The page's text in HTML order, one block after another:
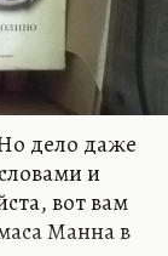
дело даже
и
вот вам
Манна в